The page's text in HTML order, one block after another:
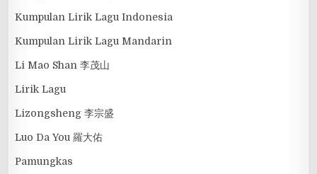
Kumpulan Lirik Lagu Indonesia
Kumpulan Lirik Lagu Mandarin
Li Mao Shan 李茂山
Lirik Lagu
Lizongsheng 李宗盛
Luo Da You 羅大佑
Pamungkas